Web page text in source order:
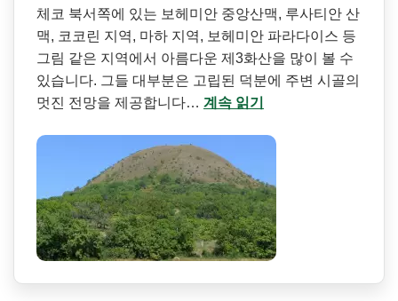
체코 북서쪽에 있는 보헤미안 중앙산맥, 루사티안 산
맥, 코코린 지역, 마하 지역, 보헤미안 파라다이스 등
그림 같은 지역에서 아름다운 제3화산을 많이 볼 수
있습니다. 그들 대부분은 고립된 덕분에 주변 시골의
멋진 전망을 제공합니다… 계속 읽기